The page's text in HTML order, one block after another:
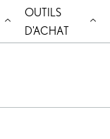
OUTILS
D'ACHAT